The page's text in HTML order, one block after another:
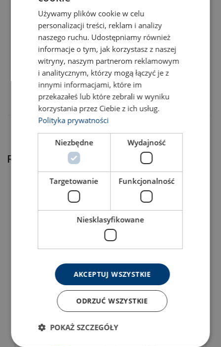
Код товара Add to cart
45050036F
45050037F
Related products
Hydraulic bottle jack Hydraulical toe jacks
ENGLISH TRANSLATION
Używamy plików cookie w celu
personalizacji treści, reklam i analizy
naszego ruchu. Udostępniamy również
informacje o tym, jak korzystasz z naszej
witryny, naszym partnerom reklamowym
i analitycznym, którzy mogą łączyć je z
innymi informacjami, które im
przekazałeś lub które zebrali w wyniku
korzystania przez Ciebie z ich usług.
Polityka prywatności
Niezbędne Wydajność
Targetowanie Funkcjonalność
Niesklasyfikowane
AKCEPTUJ WSZYSTKIE
ODRZUĆ WSZYSTKIE
POKAŻ SZCZEGÓŁY